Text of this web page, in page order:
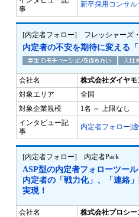
事
新卒採用コンサル
[内定者フォロー] フレッシャーズ
内定者の不安を期待に変える
会社名
株式会社ダイヤモ
対象エリア
全国
対象企業規模
1名 ～ 上限なし
インタビュー記
事
内定者フォロー
[内定者フォロー] 内定者Pack
ASP型の内定者フォローツー
内定者の「戦力化」、「連絡
実現！
会社名
株式会社プロシー